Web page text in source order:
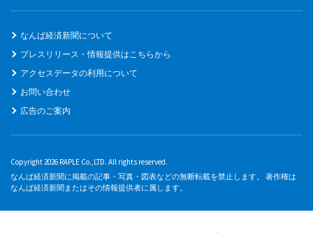
なんば経済新聞について
プレスリリース・情報提供はこちらから
アクセスデータの利用について
お問い合わせ
広告のご案内
Copyright 2026 RAPLE Co.,LTD. All rights reserved.
なんば経済新聞に掲載の記事・写真・図表などの無断転載を禁止します。 著作権は
なんば経済新聞またはその情報提供者に属します。